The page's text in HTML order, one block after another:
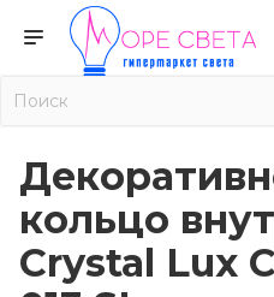
кольцо
Crystal Lux